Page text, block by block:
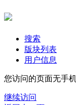
搜索
版块列表
用户信息
您访问的页面无手
继续访问